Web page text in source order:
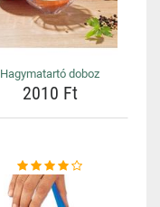
Hagymatartó doboz
2010 Ft